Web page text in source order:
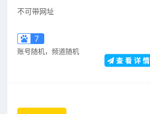
不可带网址
7
账号随机，频道随机
查 看 详 情